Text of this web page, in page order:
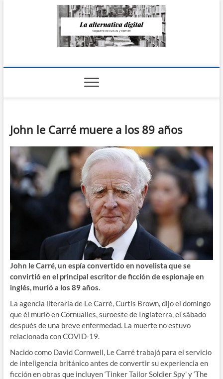
La Alternativa
John le Carré muere a los 89 años
John le Carré, un espía convertido en novelista que se
convirtió en el principal escritor de ficción de espionaje en
inglés, murió a los 89 años.
La agencia literaria de Le Carré, Curtis Brown, dijo el domingo
que él murió en Cornualles, suroeste de Inglaterra, el sábado
después de una breve enfermedad. La muerte no estuvo
relacionada con COVID-19.
Nacido como David Cornwell, Le Carré trabajó para el servicio
de inteligencia británico antes de convertir su experiencia en
ficción en obras que incluyen ‘Tinker Tailor Soldier Spy’ y ‘The